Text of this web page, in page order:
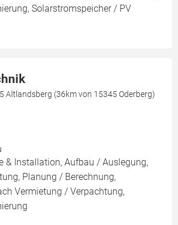
Solarstromspeicher / PV
Altlandsberg (36km von 15345 Oderberg)
& Installation, Aufbau / Auslegung,
Planung / Berechnung,
Vermietung / Verpachtung,